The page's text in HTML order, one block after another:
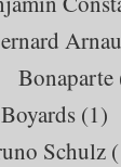
Bonaparte
Boyards (1)
Schulz